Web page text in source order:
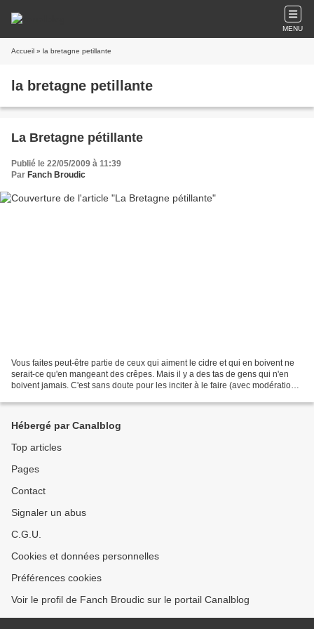
MENU
Accueil » la bretagne petillante
la bretagne petillante
La Bretagne pétillante
Publié le 22/05/2009 à 11:39
Par Fanch Broudic
Vous faites peut-être partie de ceux qui aiment le cidre et qui en boivent ne
serait-ce qu'en mangeant des crêpes. Mais il y a des tas de gens qui n'en
boivent jamais. C'est sans doute pour les inciter à le faire (avec modération,
Hébergé par Canalblog
Top articles
Pages
Contact
Signaler un abus
C.G.U.
Cookies et données personnelles
Préférences cookies
Voir le profil de Fanch Broudic sur le portail Canalblog